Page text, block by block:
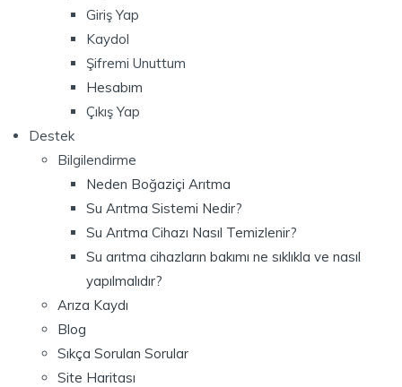
Giriş Yap
Kaydol
Şifremi Unuttum
Hesabım
Çıkış Yap
Destek
Bilgilendirme
Neden Boğaziçi Arıtma
Su Arıtma Sistemi Nedir?
Su Arıtma Cihazı Nasıl Temizlenir?
Su arıtma cihazların bakımı ne sıklıkla ve nasıl
yapılmalıdır?
Arıza Kaydı
Blog
Sıkça Sorulan Sorular
Site Haritası